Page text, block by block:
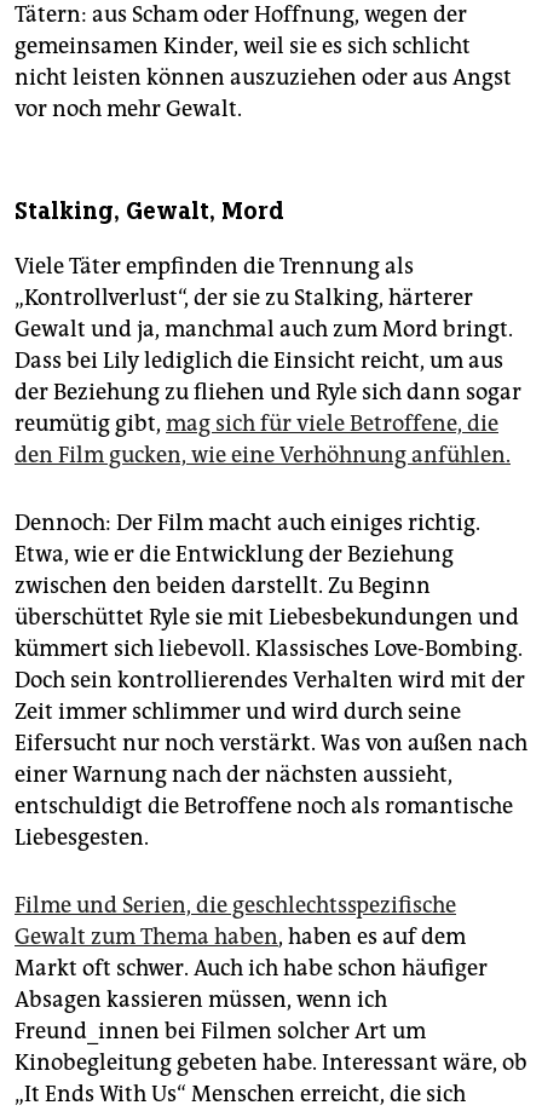
Tätern: aus Scham oder Hoffnung, wegen der
gemeinsamen Kinder, weil sie es sich schlicht
nicht leisten können auszuziehen oder aus Angst
vor noch mehr Gewalt.
Stalking, Gewalt, Mord
Viele Täter empfinden die Trennung als
„Kontrollverlust“, der sie zu Stalking, härterer
Gewalt und ja, manchmal auch zum Mord bringt.
Dass bei Lily lediglich die Einsicht reicht, um aus
der Beziehung zu fliehen und Ryle sich dann sogar
reumütig gibt, mag sich für viele Betroffene, die
den Film gucken, wie eine Verhöhnung anfühlen.
Dennoch: Der Film macht auch einiges richtig.
Etwa, wie er die Entwicklung der Beziehung
zwischen den beiden darstellt. Zu Beginn
überschüttet Ryle sie mit Liebesbekundungen und
kümmert sich liebevoll. Klassisches Love-Bombing.
Doch sein kontrollierendes Verhalten wird mit der
Zeit immer schlimmer und wird durch seine
Eifersucht nur noch verstärkt. Was von außen nach
einer Warnung nach der nächsten aussieht,
entschuldigt die Betroffene noch als romantische
Liebesgesten.
Filme und Serien, die geschlechtsspezifische
Gewalt zum Thema haben, haben es auf dem
Markt oft schwer. Auch ich habe schon häufiger
Absagen kassieren müssen, wenn ich
Freund_innen bei Filmen solcher Art um
Kinobegleitung gebeten habe. Interessant wäre, ob
„It Ends With Us“ Menschen erreicht, die sich